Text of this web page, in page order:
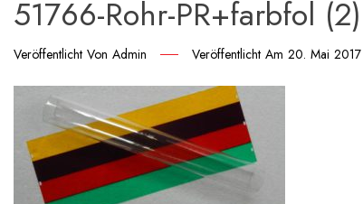
51766-Rohr-PR+farbfol (2)
Veröffentlicht Von Admin Veröffentlicht Am 20. Mai 2017